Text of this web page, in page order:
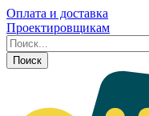
Оплата и доставка
Проектировщикам
Поиск